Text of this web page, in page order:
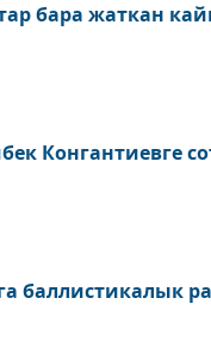
бара жаткан
Конгантиевге
баллистикалык